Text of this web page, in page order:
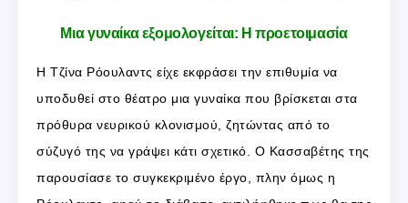
Μια γυναίκα εξομολογείται: Η προετοιμασία
Η Τζίνα Ρόουλαντς είχε εκφράσει την επιθυμία να
υποδυθεί στο θέατρο μια γυναίκα που βρίσκεται στα
πρόθυρα νευρικού κλονισμού, ζητώντας από το
σύζυγό της να γράψει κάτι σχετικό. Ο Κασσαβέτης της
παρουσίασε το συγκεκριμένο έργο, πλην όμως η